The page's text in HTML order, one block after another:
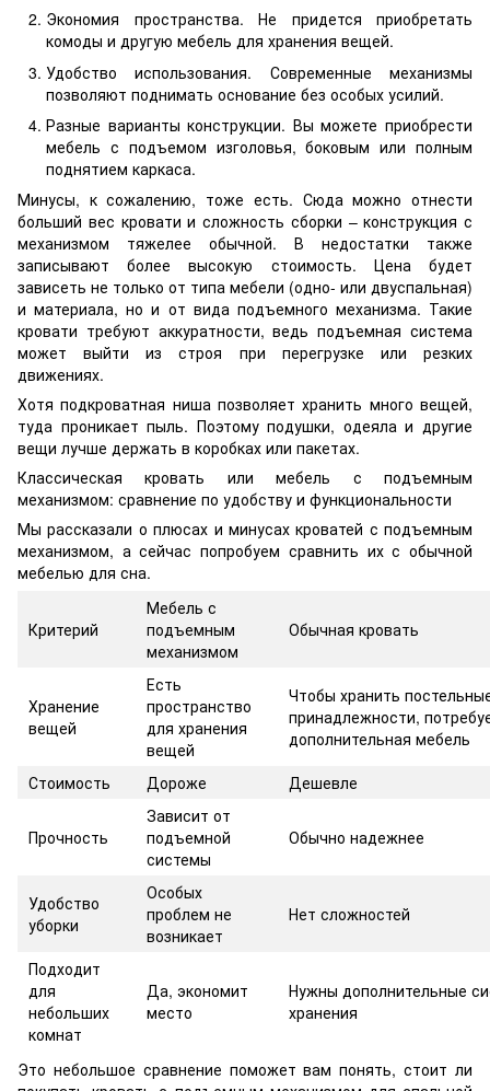
Экономия пространства. Не придется приобретать
комоды и другую мебель для хранения вещей.
Удобство использования. Современные механизмы
позволяют поднимать основание без особых усилий.
Разные варианты конструкции. Вы можете приобрести
мебель с подъемом изголовья, боковым или полным
поднятием каркаса.
Минусы, к сожалению, тоже есть. Сюда можно отнести
больший вес кровати и сложность сборки – конструкция с
механизмом тяжелее обычной. В недостатки также
записывают более высокую стоимость. Цена будет
зависеть не только от типа мебели (одно- или двуспальная)
и материала, но и от вида подъемного механизма. Такие
кровати требуют аккуратности, ведь подъемная система
может выйти из строя при перегрузке или резких
движениях.
Хотя подкроватная ниша позволяет хранить много вещей,
туда проникает пыль. Поэтому подушки, одеяла и другие
вещи лучше держать в коробках или пакетах.
Классическая кровать или мебель с подъемным
механизмом: сравнение по удобству и функциональности
Мы рассказали о плюсах и минусах кроватей с подъемным
механизмом, а сейчас попробуем сравнить их с обычной
мебелью для сна.
Критерий
Мебель с
подъемным
механизмом
Обычная кровать
Хранение
вещей
Есть
пространство
для хранения
вещей
Чтобы хранить
принадлежности,
дополнительная мебель
Стоимость
Дороже Дешевле
Прочность
Зависит от
подъемной
системы
Обычно надежнее
Удобство
уборки
Особых
проблем не
возникает
Нет сложностей
Подходит
для
небольших
комнат
Да, экономит
место
Нужны дополнительные
хранения
Это небольшое сравнение поможет вам понять, стоит ли